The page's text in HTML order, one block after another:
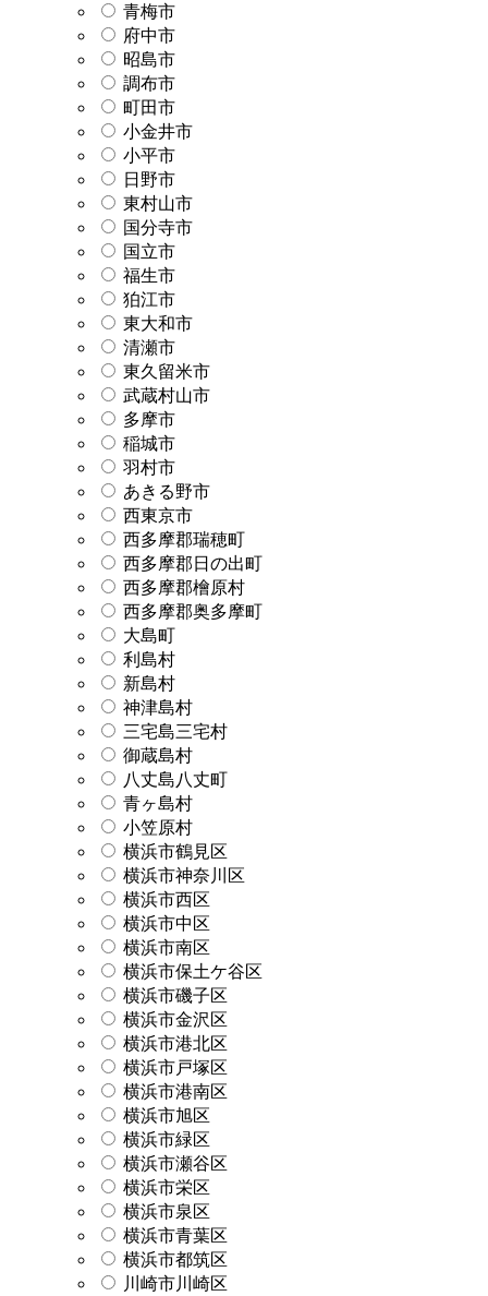
青梅市
府中市
昭島市
調布市
町田市
小金井市
小平市
日野市
東村山市
国分寺市
国立市
福生市
狛江市
東大和市
清瀬市
東久留米市
武蔵村山市
多摩市
稲城市
羽村市
あきる野市
西東京市
西多摩郡瑞穂町
西多摩郡日の出町
西多摩郡檜原村
西多摩郡奥多摩町
大島町
利島村
新島村
神津島村
三宅島三宅村
御蔵島村
八丈島八丈町
青ヶ島村
小笠原村
横浜市鶴見区
横浜市神奈川区
横浜市西区
横浜市中区
横浜市南区
横浜市保土ケ谷区
横浜市磯子区
横浜市金沢区
横浜市港北区
横浜市戸塚区
横浜市港南区
横浜市旭区
横浜市緑区
横浜市瀬谷区
横浜市栄区
横浜市泉区
横浜市青葉区
横浜市都筑区
川崎市川崎区